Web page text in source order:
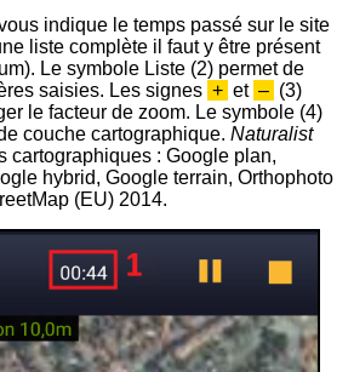
indique le temps passé sur le site
liste complète il faut y être présent
Le symbole Liste (2) permet de
saisies. Les signes + et – (3)
le facteur de zoom. Le symbole (4)
couche cartographique. Naturalist
cartographiques : Google plan,
hybrid, Google terrain, Orthophoto
(EU) 2014.